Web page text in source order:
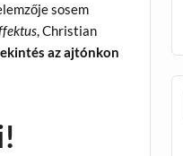
sosem
, Christian
az ajtónkon